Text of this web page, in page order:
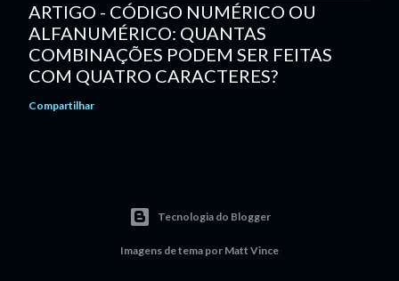
ARTIGO - CÓDIGO NUMÉRICO OU
ALFANUMÉRICO: QUANTAS
COMBINAÇÕES PODEM SER FEITAS
COM QUATRO CARACTERES?
Compartilhar
Tecnologia do Blogger
Imagens de tema por Matt Vince